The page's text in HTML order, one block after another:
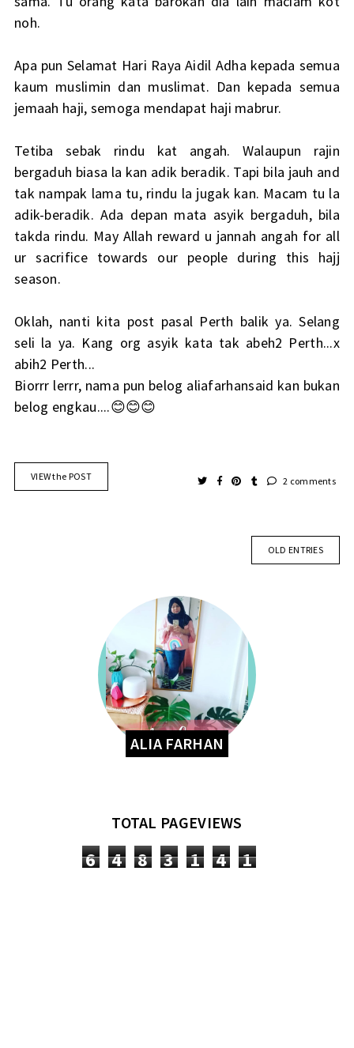
noh.
Apa pun Selamat Hari Raya Aidil Adha kepada semua
kaum muslimin dan muslimat. Dan kepada semua
jemaah haji, semoga mendapat haji mabrur.
Tetiba sebak rindu kat angah. Walaupun rajin
bergaduh biasa la kan adik beradik. Tapi bila jauh and
tak nampak lama tu, rindu la jugak kan. Macam tu la
adik-beradik. Ada depan mata asyik bergaduh, bila
takda rindu. May Allah reward u jannah angah for all
ur sacrifice towards our people during this hajj
season.
Oklah, nanti kita post pasal Perth balik ya. Selang
seli la ya. Kang org asyik kata tak abeh2 Perth...x
abih2 Perth...
Biorrr lerrr, nama pun belog aliafarhansaid kan bukan
belog engkau....😊😊😊
VIEW the POST 2 comments
OLD ENTRIES
ALIA FARHAN
TOTAL PAGEVIEWS
6 4 8 3 1 4 1